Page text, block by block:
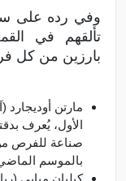
وفي رده على
تألقهم في
بارزين من كل
مارتن أوديجارد
الأول، يُعرف
صناعة للفرص
بالموسم